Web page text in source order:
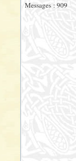
Messages : 909